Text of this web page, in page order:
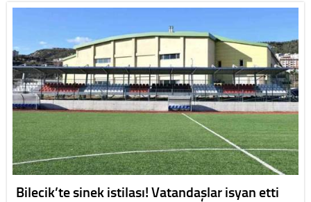
Bilecik’te sinek istilası! Vatandaşlar isyan etti